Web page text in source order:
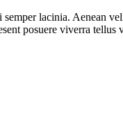
semper lacinia. Aenean
posuere viverra tellus